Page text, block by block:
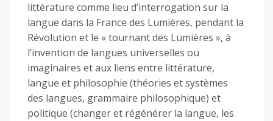
littérature comme lieu d’interrogation sur la
langue dans la France des Lumières, pendant la
Révolution et le « tournant des Lumières », à
l’invention de langues universelles ou
imaginaires et aux liens entre littérature,
langue et philosophie (théories et systèmes
des langues, grammaire philosophique) et
politique (changer et régénérer la langue, les